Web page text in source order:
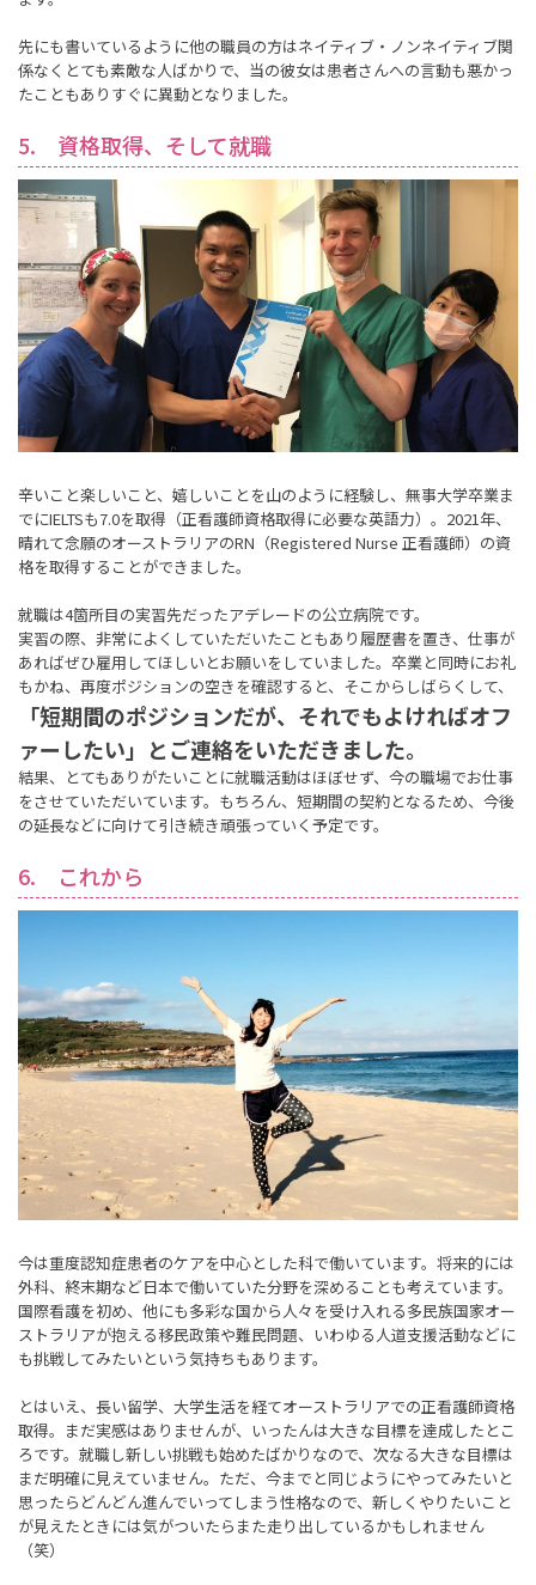
先にも書いているように他の職員の方はネイティブ・ノンネイティブ関
係なくとても素敵な人ばかりで、当の彼女は患者さんへの言動も悪かっ
たこともありすぐに異動となりました。
5. 資格取得、そして就職
辛いこと楽しいこと、嬉しいことを山のように経験し、無事大学卒業ま
でにIELTSも7.0を取得（正看護師資格取得に必要な英語力）。2021年、
晴れて念願のオーストラリアのRN（Registered Nurse 正看護師）の資
格を取得することができました。
就職は4箇所目の実習先だったアデレードの公立病院です。
実習の際、非常によくしていただいたこともあり履歴書を置き、仕事が
あればぜひ雇用してほしいとお願いをしていました。卒業と同時にお礼
もかね、再度ポジションの空きを確認すると、そこからしばらくして、
「短期間のポジションだが、それでもよければオフ
ァーしたい」とご連絡をいただきました。
結果、とてもありがたいことに就職活動はほぼせず、今の職場でお仕事
をさせていただいています。もちろん、短期間の契約となるため、今後
の延長などに向けて引き続き頑張っていく予定です。
6. これから
今は重度認知症患者のケアを中心とした科で働いています。将来的には
外科、終末期など日本で働いていた分野を深めることも考えています。
国際看護を初め、他にも多彩な国から人々を受け入れる多民族国家オー
ストラリアが抱える移民政策や難民問題、いわゆる人道支援活動などに
も挑戦してみたいという気持ちもあります。
とはいえ、長い留学、大学生活を経てオーストラリアでの正看護師資格
取得。まだ実感はありませんが、いったんは大きな目標を達成したとこ
ろです。就職し新しい挑戦も始めたばかりなので、次なる大きな目標は
まだ明確に見えていません。ただ、今までと同じようにやってみたいと
思ったらどんどん進んでいってしまう性格なので、新しくやりたいこと
が見えたときには気がついたらまた走り出しているかもしれません
（笑）